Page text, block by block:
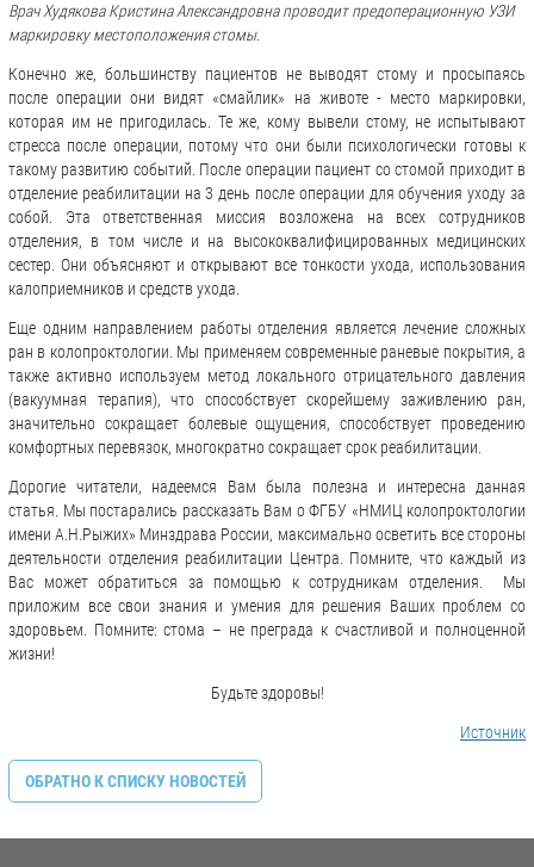
Врач Худякова Кристина Александровна проводит предоперационную УЗИ
маркировку местоположения стомы.
Конечно же, большинству пациентов не выводят стому и просыпаясь
после операции они видят «смайлик» на животе - место маркировки,
которая им не пригодилась. Те же, кому вывели стому, не испытывают
стресса после операции, потому что они были психологически готовы к
такому развитию событий. После операции пациент со стомой приходит в
отделение реабилитации на 3 день после операции для обучения уходу за
собой. Эта ответственная миссия возложена на всех сотрудников
отделения, в том числе и на высококвалифицированных медицинских
сестер. Они объясняют и открывают все тонкости ухода, использования
калоприемников и средств ухода.
Еще одним направлением работы отделения является лечение сложных
ран в колопроктологии. Мы применяем современные раневые покрытия, а
также активно используем метод локального отрицательного давления
(вакуумная терапия), что способствует скорейшему заживлению ран,
значительно сокращает болевые ощущения, способствует проведению
комфортных перевязок, многократно сокращает срок реабилитации.
Дорогие читатели, надеемся Вам была полезна и интересна данная
статья. Мы постарались рассказать Вам о ФГБУ «НМИЦ колопроктологии
имени А.Н.Рыжих» Минздрава России, максимально осветить все стороны
деятельности отделения реабилитации Центра. Помните, что каждый из
Вас может обратиться за помощью к сотрудникам отделения. Мы
приложим все свои знания и умения для решения Ваших проблем со
здоровьем. Помните: стома – не преграда к счастливой и полноценной
жизни!
Будьте здоровы!
Источник
ОБРАТНО К СПИСКУ НОВОСТЕЙ